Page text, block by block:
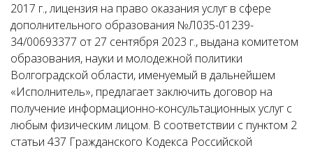
2017 г., лицензия на право оказания услуг в сфере
дополнительного образования №Л035-01239-
34/00693377 от 27 сентября 2023 г., выдана комитетом
образования, науки и молодежной политики
Волгоградской области, именуемый в дальнейшем
«Исполнитель», предлагает заключить договор на
получение информационно-консультационных услуг с
любым физическим лицом. В соответствии с пунктом 2
статьи 437 Гражданского Кодекса Российской